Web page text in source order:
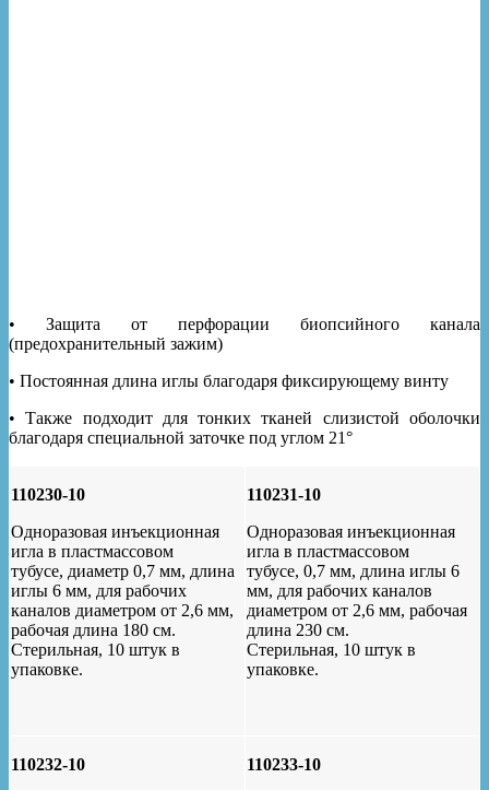
• Защита от перфорации биопсийного канала
(предохранительный зажим)
• Постоянная длина иглы благодаря фиксирующему винту
• Также подходит для тонких тканей слизистой оболочки
благодаря специальной заточке под углом 21°
110230-10
Одноразовая инъекционная
игла в пластмассовом
тубусе, диаметр 0,7 мм, длина
иглы 6 мм, для рабочих
каналов диаметром от 2,6 мм,
рабочая длина 180 см.
Стерильная, 10 штук в
упаковке.
110231-10
Одноразовая инъекционная
игла в пластмассовом
тубусе, 0,7 мм, длина иглы 6
мм, для рабочих каналов
диаметром от 2,6 мм, рабочая
длина 230 см.
Стерильная, 10 штук в
упаковке.
110232-10
110233-10